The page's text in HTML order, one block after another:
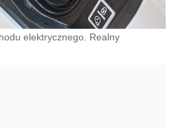
elektrycznego. Realny